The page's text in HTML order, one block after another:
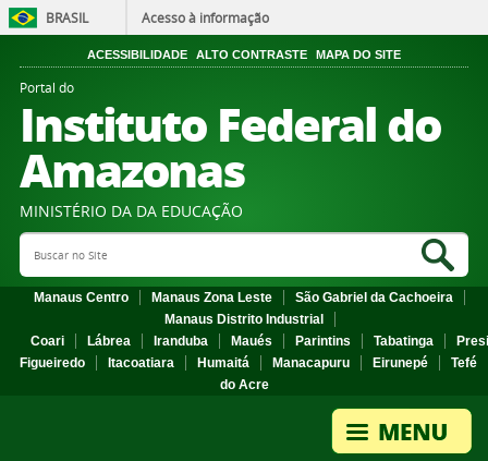
BRASIL Acesso à informação
ACESSIBILIDADE ALTO CONTRASTE MAPA DO SITE
Portal do
Instituto Federal do
Amazonas
MINISTÉRIO DA DA EDUCAÇÃO
Search Site
Manaus Centro Manaus Zona Leste
São Gabriel da Cachoeira
Manaus Distrito Industrial
Coari
Lábrea Iranduba Maués Parintins Tabatinga
Figueiredo
Itacoatiara Humaitá Manacapuru Eirunepé
Tefé
do Acre